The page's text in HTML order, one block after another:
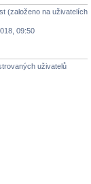
(založeno na uživatelích
09:50
uživatelů